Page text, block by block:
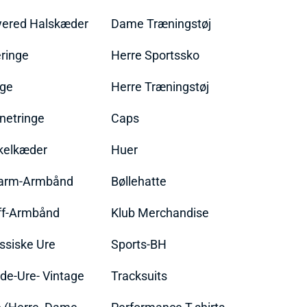
Halskæder
Armbånd
Armbånd
Ure
Ure- Vintage
Dame Træningstøj
Herre Sportssko
Herre Træningstøj
Caps
Huer
Bøllehatte
Klub Merchandise
Sports-BH
Tracksuits